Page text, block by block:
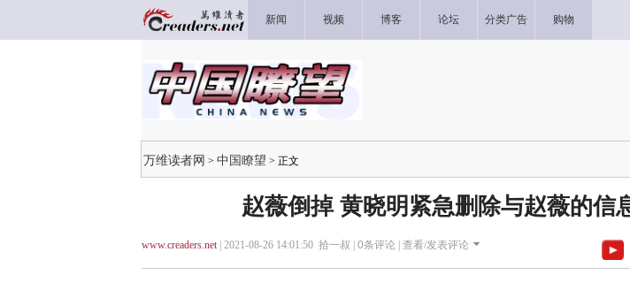
新闻 视频 博客 论坛 分类广告 购物
万维读者网 > 中国瞭望 > 正文
赵薇倒掉 黄晓明紧急删除与赵薇的信
www.creaders.net| 2021-08-26 14:01:50 拾一叔 | 0条评论 | 查看/发表评论